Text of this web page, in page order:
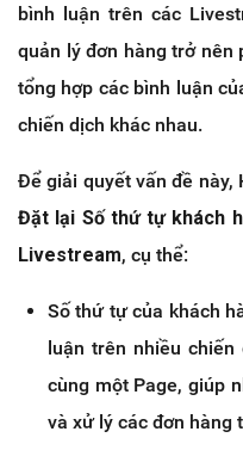
bình luận trên các
quản lý đơn hàng trở nên
tổng hợp các bình luận
chiến dịch khác nhau.
Để giải quyết vấn đề này,
Đặt lại Số thứ tự khách
Livestream, cụ thể:
Số thứ tự của khách
luận trên nhiều chiến
cùng một Page, giúp
và xử lý các đơn hàng